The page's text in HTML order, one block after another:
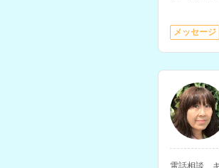
メッセージ
電話相談、